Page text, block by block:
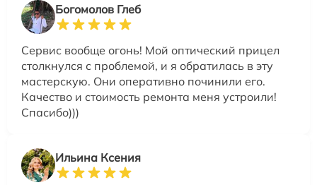
Богомолов Глеб
Сервис вообще огонь! Мой оптический прицел
столкнулся с проблемой, и я обратилась в эту
мастерскую. Они оперативно починили его.
Качество и стоимость ремонта меня устроили!
Спасибо)))
Ильина Ксения